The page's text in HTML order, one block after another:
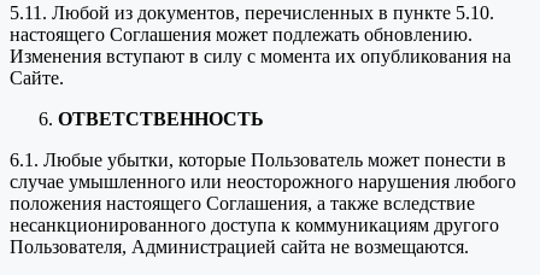
5.11. Любой из документов, перечисленных в пункте 5.10.
настоящего Соглашения может подлежать обновлению.
Изменения вступают в силу с момента их опубликования на
Сайте.
ОТВЕТСТВЕННОСТЬ
6.1. Любые убытки, которые Пользователь может понести в
случае умышленного или неосторожного нарушения любого
положения настоящего Соглашения, а также вследствие
несанкционированного доступа к коммуникациям другого
Пользователя, Администрацией сайта не возмещаются.